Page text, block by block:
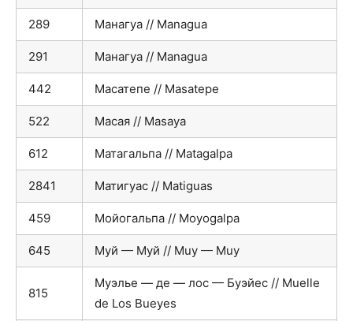
289 Манагуа // Managua
291 Манагуа // Managua
442 Масатепе // Masatepe
522 Масая // Masaya
612 Матагальпа // Matagalpa
2841 Матигуас // Matiguas
459 Мойогальпа // Moyogalpa
645 Муй — Муй // Muy — Muy
815
Муэлье — де — лос — Буэйес // Muelle
de Los Bueyes